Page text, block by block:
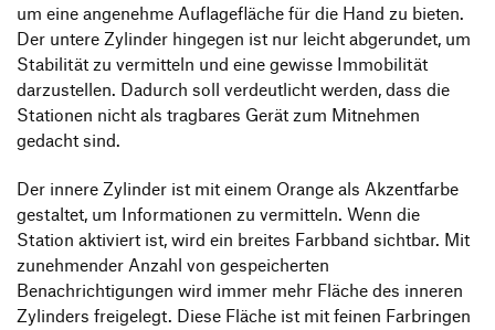
um eine angenehme Auflagefläche für die Hand zu bieten.
Der untere Zylinder hingegen ist nur leicht abgerundet, um
Stabilität zu vermitteln und eine gewisse Immobilität
darzustellen. Dadurch soll verdeutlicht werden, dass die
Stationen nicht als tragbares Gerät zum Mitnehmen
gedacht sind.
Der innere Zylinder ist mit einem Orange als Akzentfarbe
gestaltet, um Informationen zu vermitteln. Wenn die
Station aktiviert ist, wird ein breites Farbband sichtbar. Mit
zunehmender Anzahl von gespeicherten
Benachrichtigungen wird immer mehr Fläche des inneren
Zylinders freigelegt. Diese Fläche ist mit feinen Farbringen